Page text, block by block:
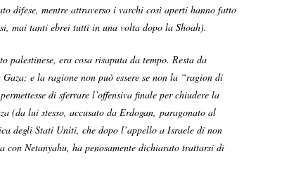
difese, mentre attraverso i varchi così aperti hanno fatto
mai tanti ebrei tutti in una volta dopo la Shoah).
era cosa risaputa da tempo. Resta da
e la ragione non può essere se non la “ragion di
di sferrare l’offensiva finale per chiudere la
(da lui stesso, accusato da Erdogan, paragonato al
degli Stati Uniti, che dopo l’appello a Israele di non
Netanyahu, ha penosamente dichiarato trattarsi di